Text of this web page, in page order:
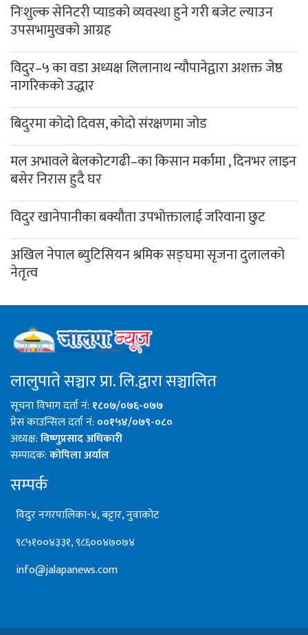
निःशुल्क सेनिटरी प्याडको व्यवस्था हुने गरी बजेट ल्याउन
उपसभामुखको आग्रह
विदुर–५ का वडा अध्यक्ष लिलानाथ न्यौपानेद्वारा अशक्त जेष्ठ
नागरिकको उद्धार
बिदुरमा कोदो दिवस, कोदो संरक्षणमा जोड
मल अभावले बेलकोटगढी–का किसान मर्कामा , दिनभर लाइन
बसेर निरास हुदै घर
विदुर खानेपानीका बक्यौता उपभोक्तालाई जरिवाना छुट
अखिल नेपाल ब्युटिसियन श्रमिक सङ्घमा सृजना दुलालको
नेतृत्व
लालुपाते सञ्चार प्रा. लि.द्वारा सञ्चालित
सूचना विभाग दर्ता नं: १८०७/०७६-०७७
प्रेस काउन्सिल दर्ता नं: ००१५४/०७९-०८०
अध्यक्ष:विष्णुप्रसाद अधिकारी
सम्पादक:कोपिला अर्याल
सम्पर्क
विदुर नगरपालिका-४, बट्टार, नुवाकोट
९८५१००४३३१, ९८६००४७०७४
info@jalapanews.com